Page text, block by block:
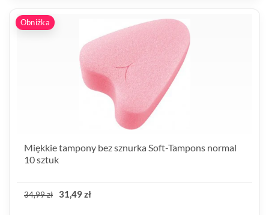
Obniżka
Miękkie tampony bez sznurka Soft-Tampons normal
10 sztuk
34,99 zł 31,49 zł